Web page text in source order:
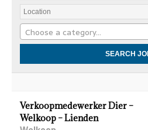
Choose a category…
Verkoopmedewerker Dier –
Welkoop – Lienden